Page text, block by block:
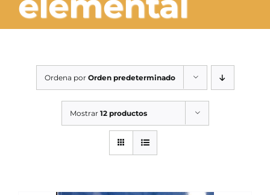
OCASIÓN
SERVICIOS TALLER
Ordena por Orden predeterminado
Mostrar 12 productos